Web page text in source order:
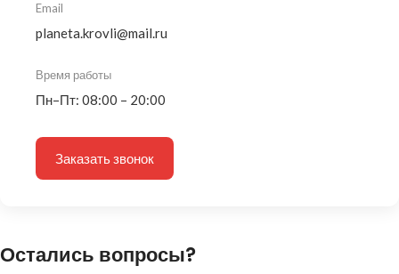
Email
planeta.krovli@mail.ru
Время работы
Пн–Пт: 08:00 – 20:00
Заказать звонок
Остались вопросы?